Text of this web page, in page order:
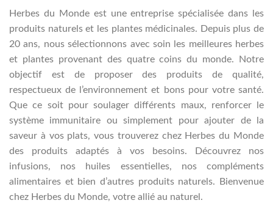
Herbes du Monde est une entreprise spécialisée dans les
produits naturels et les plantes médicinales. Depuis plus de
20 ans, nous sélectionnons avec soin les meilleures herbes
et plantes provenant des quatre coins du monde. Notre
objectif est de proposer des produits de qualité,
respectueux de l’environnement et bons pour votre santé.
Que ce soit pour soulager différents maux, renforcer le
système immunitaire ou simplement pour ajouter de la
saveur à vos plats, vous trouverez chez Herbes du Monde
des produits adaptés à vos besoins. Découvrez nos
infusions, nos huiles essentielles, nos compléments
alimentaires et bien d’autres produits naturels. Bienvenue
chez Herbes du Monde, votre allié au naturel.